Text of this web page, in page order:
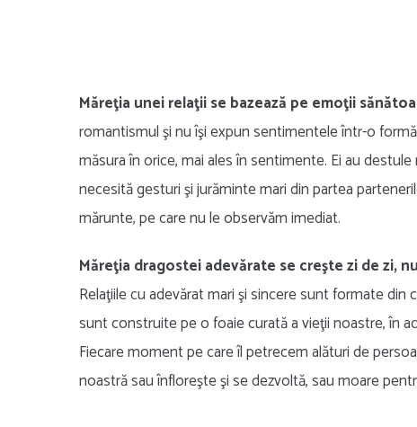
Măreţia unei relaţii se bazează pe emoţii
romantismul şi nu îşi expun sentimentele într-o
măsura în orice, mai ales în sentimente. Ei au
necesită gesturi şi jurăminte mari din partea
mărunte, pe care nu le observăm imediat.
Măreţia dragostei adevărate se creşte zi de zi,
Relaţiile cu adevărat mari şi sincere sunt formate din
sunt construite pe o foaie curată a vieţii noastre, în
Fiecare moment pe care îl petrecem alături de
noastră sau înfloreşte şi se dezvoltă, sau moare